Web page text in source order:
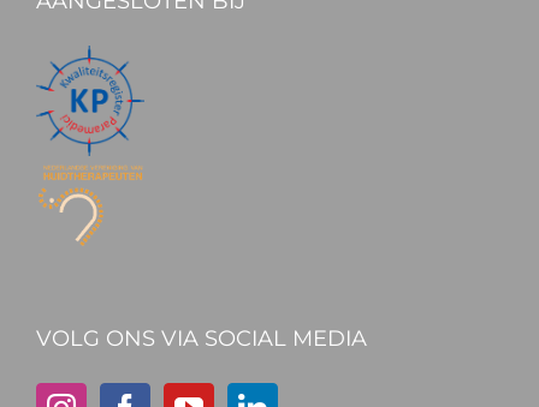
VOLG ONS VIA SOCIAL MEDIA